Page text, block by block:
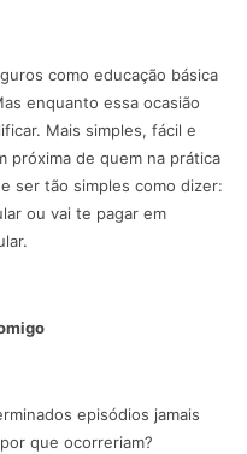
como educação básica
enquanto essa ocasião
Mais simples, fácil e
próxima de quem na prática
ser tão simples como dizer:
ou vai te pagar em
episódios jamais
que ocorreriam?